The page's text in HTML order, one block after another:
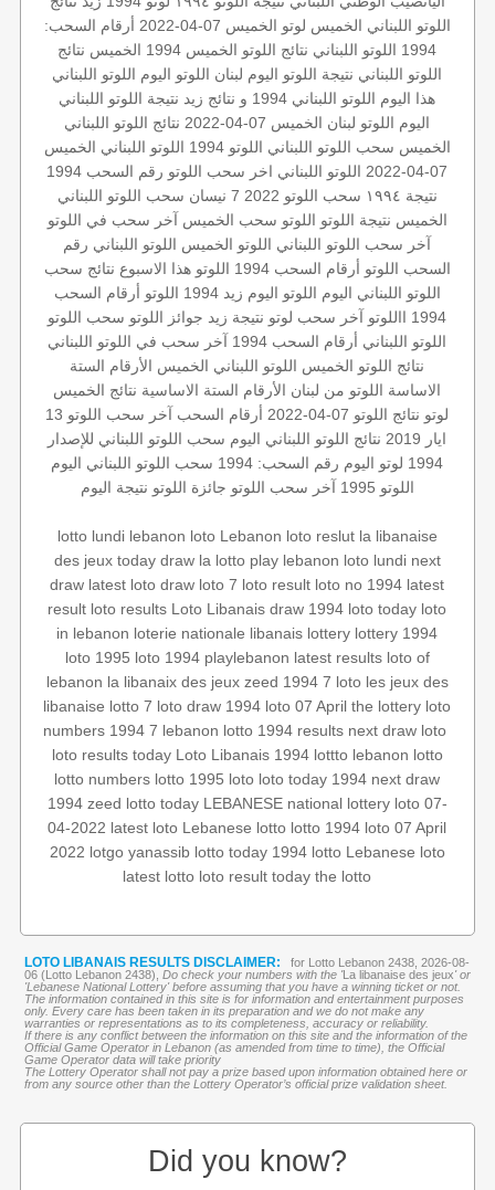
اللوتو اللبناني الخميس لوتو الخميس 07-04-2022
أرقام السحب:
1994 اللوتو اللبناني نتائج اللوتو الخميس 1994 الخميس
نتائج
اللوتو اللبناني نتيجة اللوتو اليوم لبنان اللوتو اليوم اللوتو اللبناني
هذا اليوم اللوتو اللبناني 1994 و نتائج زيد
نتيجة اللوتو اللبناني
اليوم اللوتو لبنان الخميس 07-04-2022
نتائج اللوتو اللبناني
الخميس سحب اللوتو اللبناني اللوتو 1994
اللوتو اللبناني الخميس
07-04-2022
اللوتو اللبناني اخر سحب اللوتو رقم السحب 1994
نتيجة ١٩٩٤
سحب اللوتو 2022 7 نيسان
سحب اللوتو اللبناني
الخميس نتيجة اللوتو اللوتو سحب الخميس آخر سحب في اللوتو
آخر سحب اللوتو اللبناني اللوتو الخميس اللوتو اللبناني رقم
السحب اللوتو أرقام السحب 1994 اللوتو هذا الاسبوع نتائج سحب
اللوتو اللبناني اليوم اللوتو اليوم زيد 1994
اللوتو أرقام السحب
1994 االلوتو آخر سحب لوتو نتيجة زيد جوائز اللوتو سحب اللوتو
اللوتو اللبناني أرقام السحب 1994
آخر سحب في اللوتو اللبناني
نتائج اللوتو الخميس اللوتو اللبناني الخميس الأرقام الستة
الاساسة اللوتو من لبنان الأرقام الستة الاساسية نتائج الخميس
لوتو نتائج اللوتو 07-04-2022 أرقام السحب آخر سحب
اللوتو 13
ايار 2019
نتائج اللوتو اللبناني اليوم سحب اللوتو اللبناني للإصدار
1994 لوتو اليوم رقم السحب: 1994
سحب اللوتو اللبناني اليوم
اللوتو 1995
آخر سحب اللوتو جائزة اللوتو نتيجة اليوم
lotto lundi lebanon loto Lebanon loto reslut la libanaise
des jeux today draw la lotto play lebanon loto lundi next
draw latest loto draw loto 7 loto result loto no 1994 latest
result loto results Loto Libanais draw 1994 loto today loto
in lebanon loterie nationale libanais lottery lottery 1994
loto 1995 loto 1994 playlebanon latest results loto of
lebanon la libanaix des jeux zeed 1994 7 loto les jeux des
libanaise lotto 7 loto draw 1994 loto 07 April the lottery loto
numbers 1994 7 lebanon lotto 1994 results next draw loto
loto results today Loto Libanais 1994 lottto lebanon lotto
lotto numbers lotto 1995 loto loto today 1994 next draw
1994 zeed lotto today LEBANESE national lottery loto 07-
04-2022 latest loto Lebanese lotto lotto 1994 loto 07 April
2022 lotgo yanassib lotto today 1994 lotto Lebanese loto
latest lotto loto result today the lotto
LOTO LIBANAIS RESULTS DISCLAIMER:
for Lotto Lebanon 2438, 2026-08-
06 (Lotto Lebanon 2438), Do check your numbers with the 'La libanaise des jeux' or
'Lebanese National Lottery' before assuming that you have a winning ticket or not.
The information contained in this site is for information and entertainment purposes
only. Every care has been taken in its preparation and we do not make any
warranties or representations as to its completeness, accuracy or reliability.
If there is any conflict between the information on this site and the information of the
Official Game Operator in Lebanon (as amended from time to time), the Official
Game Operator data will take priority
The Lottery Operator shall not pay a prize based upon information obtained here or
from any source other than the Lottery Operator’s official prize validation sheet.
Did you know?